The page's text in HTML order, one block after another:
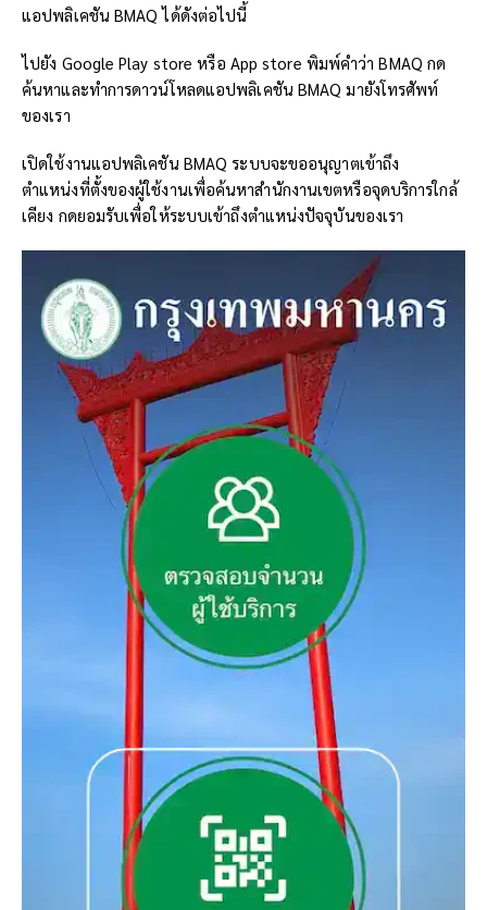
แอปพลิเคชัน BMAQ ได้ดังต่อไปนี้
ไปยัง Google Play store หรือ App store พิมพ์คำว่า BMAQ กด
ค้นหาและทำการดาวน์โหลดแอปพลิเคชัน BMAQ มายังโทรศัพท์
ของเรา
เปิดใช้งานแอปพลิเคชัน BMAQ ระบบจะขออนุญาตเข้าถึง
ตำแหน่งที่ตั้งของผู้ใช้งานเพื่อค้นหาสำนักงานเขตหรือจุดบริการใกล้
เคียง กดยอมรับเพื่อให้ระบบเข้าถึงตำแหน่งปัจจุบันของเรา